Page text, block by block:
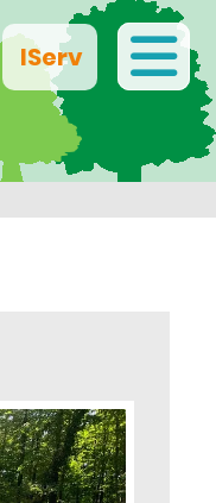
IServ